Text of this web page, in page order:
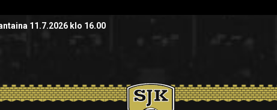
11.7.2026 klo 16.00